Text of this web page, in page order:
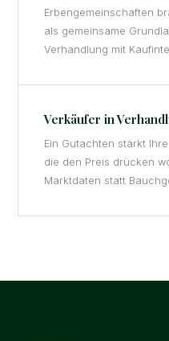
Erbengemeinschaften
als gemeinsame
Verhandlung mit
Verkäufer in
Ein Gutachten stärkt
die den Preis drücken
Marktdaten statt